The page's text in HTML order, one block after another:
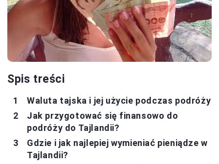
Spis treści
Waluta tajska i jej użycie podczas podróży
Jak przygotować się finansowo do
podróży do Tajlandii?
Gdzie i jak najlepiej wymieniać pieniądze w
Tajlandii?